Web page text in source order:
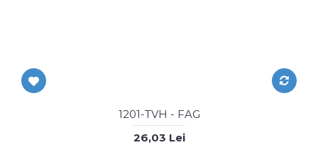
1201-TVH - FAG
26,03 Lei